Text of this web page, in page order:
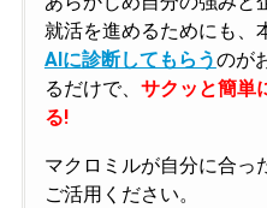
就活を進めるためにも、
AIに診断してもらうのが
るだけで、 サクッと簡単
る!
マクロミルが自分に合っ
ご活用ください。